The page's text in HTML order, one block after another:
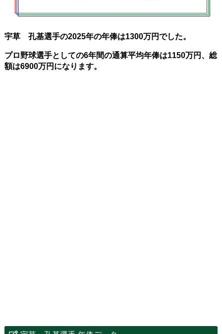
宇草 孔基選手の2025年の年俸は1300万円でした。
プロ野球選手としての6年間の通算平均年俸は1150万円、総
額は6900万円になります。